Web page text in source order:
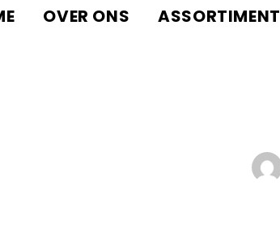
OVER ONS ASSORTIMENT